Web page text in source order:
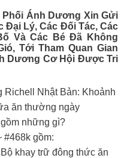
Phối Ánh Dương Xin Gửi
Đại Lý, Các Đối Tác, Các
Và Các Bé Đã Không
Tới Tham Quan Gian
Dương Cơ Hội Được Tri
Richell Nhật Bản: Khoảnh
ăn thường ngày
những gì?
#468k gồm:
khay trữ đông thức ăn